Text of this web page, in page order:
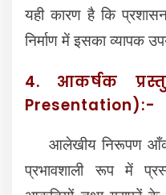
यही कारण है कि
निर्माण में इसका व्यापक
4. आकर्षक
Presentation):-
आलेखीय निरूपण
प्रभावशाली रूप में